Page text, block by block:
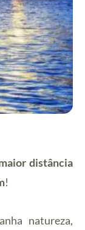
distância
!
natureza,